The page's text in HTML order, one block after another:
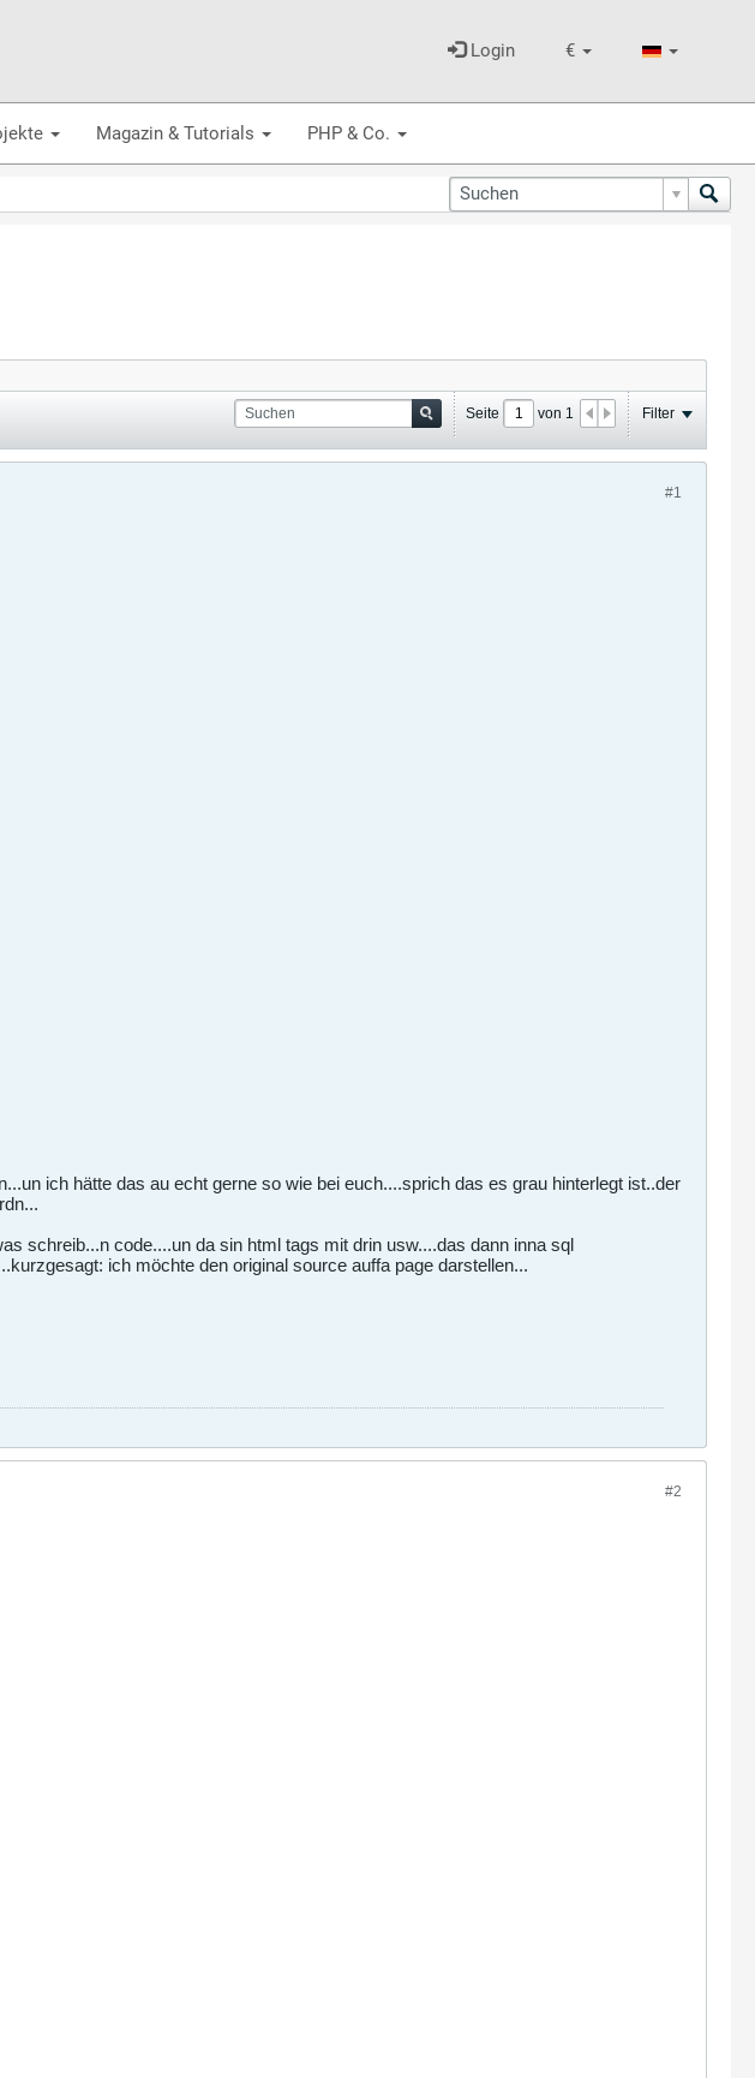
€
Login
Magazin & Tutorials PHP & Co.
Seite von 1 Filter
#1
ich hätte das au echt gerne so wie bei euch....sprich das es grau hinterlegt ist..der
schreib...n code....un da sin html tags mit drin usw....das dann inna sql
ich möchte den original source auffa page darstellen...
#2